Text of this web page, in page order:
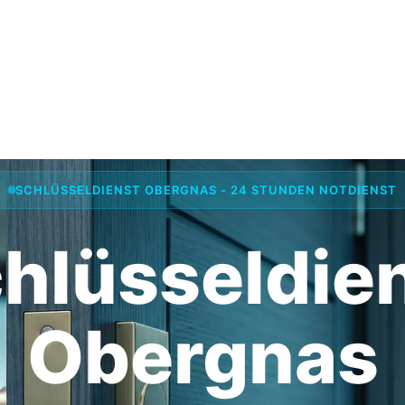
SCHLÜSSELDIENST OBERGNAS - 24 STUNDEN NOTDIENST
Obergnas